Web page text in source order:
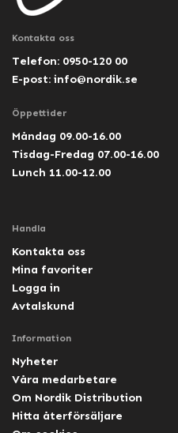
Kontakta oss
Telefon: 0950-120 00
E-post: info@nordik.se
Öppettider
Måndag 09.00-16.00
Tisdag-Fredag 07.00-16.00
Lunch 11.00-12.00
Handla
Kontakta oss
Mina favoriter
Logga in
Avtalskund
Information
Nyheter
Våra medarbetare
Om Nordik Distribution
Hitta återförsäljare